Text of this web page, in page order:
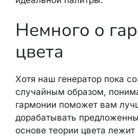
Немного о
цвета
Хотя наш генератор пока
случайным образом,
гармонии поможет вам
дорабатывать
основе теории цвета лежит